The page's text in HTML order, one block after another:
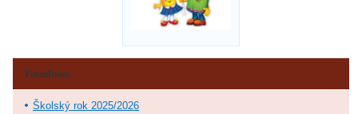
Fotoalbum
Školský rok 2025/2026